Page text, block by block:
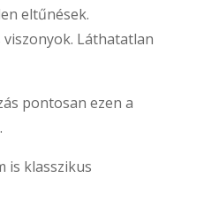
eltűnések.
Láthatatlan
pontosan ezen a
is klasszikus